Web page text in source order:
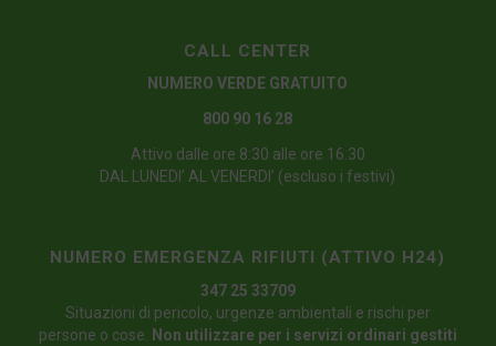
CALL CENTER
NUMERO VERDE GRATUITO
800 90 16 28
Attivo dalle ore 8:30 alle ore 16:30
DAL LUNEDI’ AL VENERDI’ (escluso i festivi)
NUMERO EMERGENZA RIFIUTI (ATTIVO H24)
347 25 33709
Situazioni di pericolo, urgenze ambientali e rischi per
persone o cose.
Non utilizzare per i servizi ordinari gestiti